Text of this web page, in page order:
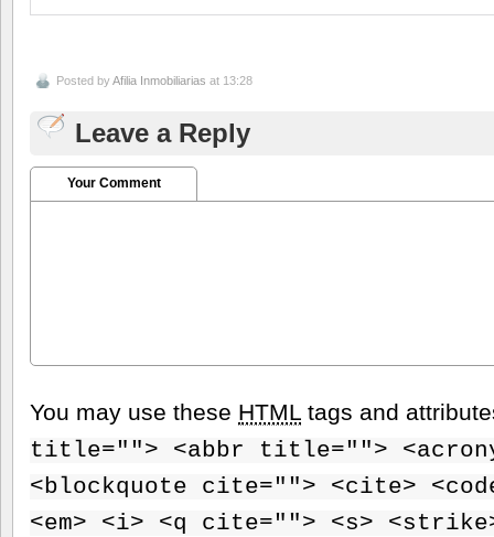
Posted byAfilia Inmobiliarias at 13:28
Leave a Reply
Your Comment
You may use these HTML tags and
title=""> <abbr title="">
<blockquote cite=""> <cite>
<em> <i> <q cite=""> <s>